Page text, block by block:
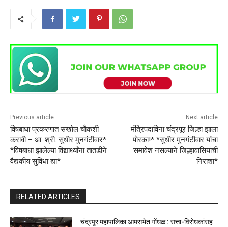
Previous article
विषबाधा प्रकरणात सखोल चौकशी
करावी – आ. श्री. सुधीर मुनगंटीवार*
*विषबाधा झालेल्या विद्यार्थ्यांना तातडीने
वैद्यकीय सुविधा द्या*
Next article
मंत्रिपदाविना चंद्रपूर जिल्हा झाला
पोरका!* *सुधीर मुनगंटीवार यांचा
समावेश नसल्याने जिल्हावासियांची
निराशा*
RELATED ARTICLES
चंद्रपूर महापालिका आमसभेत गोंधळ : सत्ता-विरोधकांसह